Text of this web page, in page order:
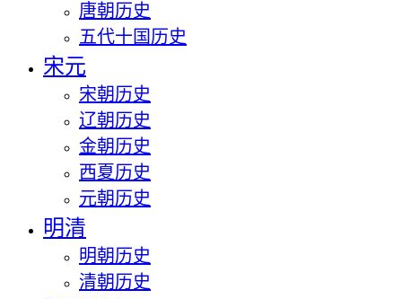
唐朝历史
五代十国历史
宋元
宋朝历史
辽朝历史
金朝历史
西夏历史
元朝历史
明清
明朝历史
清朝历史